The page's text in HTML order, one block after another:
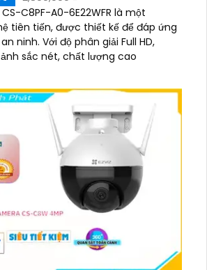
C8PF-A0-6E22WFR là một
tiên tiến, được thiết kế để đáp ứng
giải Full HD,
sắc nét, chất lượng cao